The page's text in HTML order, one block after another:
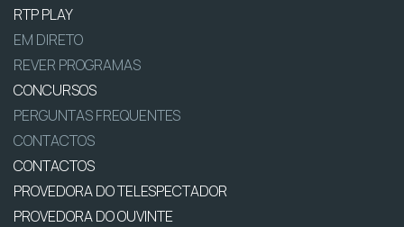
RTP PLAY
EM DIRETO
REVER PROGRAMAS
CONCURSOS
PERGUNTAS FREQUENTES
CONTACTOS
CONTACTOS
PROVEDORA DO TELESPECTADOR
PROVEDORA DO OUVINTE